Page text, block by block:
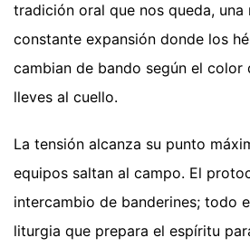
tradición oral que nos queda, una
constante expansión donde los
cambian de bando según el color
lleves al cuello.
La tensión alcanza su punto
equipos saltan al campo. El
intercambio de banderines; todo
liturgia que prepara el espíritu